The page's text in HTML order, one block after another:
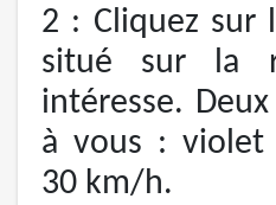
2 : Cliquez sur
situé sur la
intéresse.
à vous :
30 km/h.